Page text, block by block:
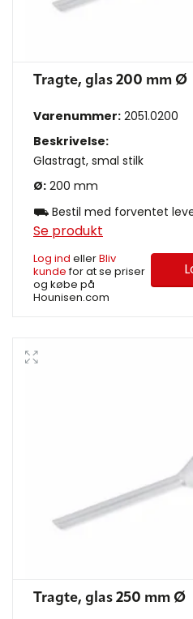
Tragte, glas 200 mm Ø
Varenummer: 2051.0200
Beskrivelse:
Glastragt, smal stilk
Ø: 200 mm
⛟ Bestil med forventet
Se produkt
Log ind ellerBliv
kundefor at se priser
og købe på
Hounisen.com
Tragte, glas 250 mm Ø